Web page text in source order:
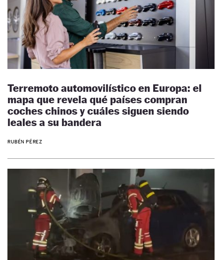
Terremoto automovilístico en Europa: el
mapa que revela qué países compran
coches chinos y cuáles siguen siendo
leales a su bandera
RUBÉN PÉREZ